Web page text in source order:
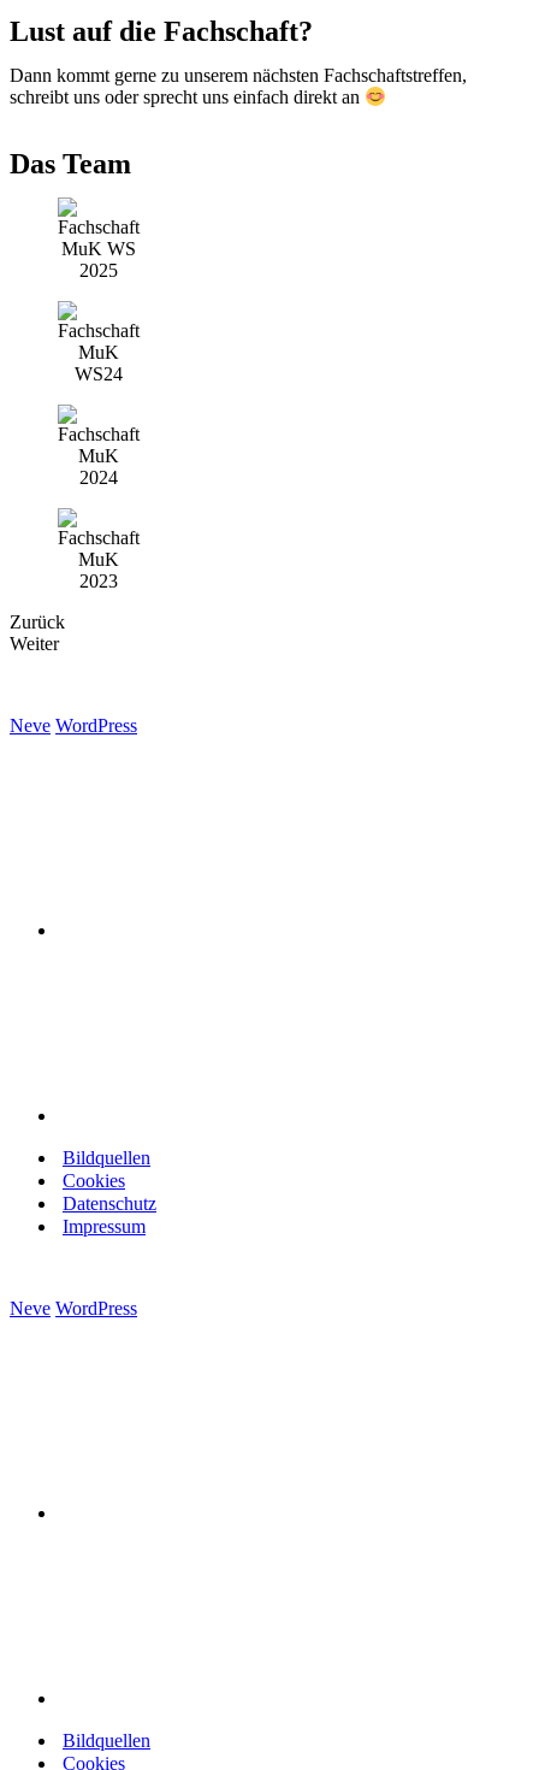
Lust auf die Fachschaft?
Dann kommt gerne zu unserem nächsten Fachschaftstreffen,
schreibt uns oder sprecht uns einfach direkt an
Das Team
Zurück
Weiter
Neve WordPress
Bildquellen
Cookies
Datenschutz
Impressum
Neve WordPress
Bildquellen
Cookies